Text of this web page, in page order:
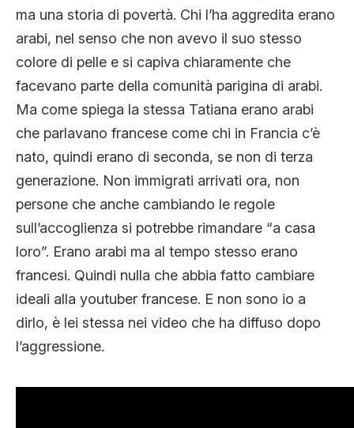
ma una storia di povertà. Chi l’ha aggredita erano
arabi, nel senso che non avevo il suo stesso
colore di pelle e si capiva chiaramente che
facevano parte della comunità parigina di arabi.
Ma come spiega la stessa Tatiana erano arabi
che parlavano francese come chi in Francia c’è
nato, quindi erano di seconda, se non di terza
generazione. Non immigrati arrivati ora, non
persone che anche cambiando le regole
sull’accoglienza si potrebbe rimandare “a casa
loro”. Erano arabi ma al tempo stesso erano
francesi. Quindi nulla che abbia fatto cambiare
ideali alla youtuber francese. E non sono io a
dirlo, è lei stessa nei video che ha diffuso dopo
l’aggressione.